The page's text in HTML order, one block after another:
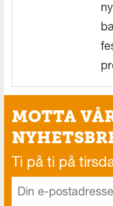
MOTTA
Ti på ti på